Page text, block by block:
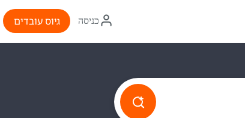
איקון
התחברות
כניסה גיוס עובדים